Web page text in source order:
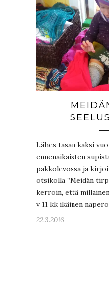
Lähes tasan kaksi
ennenaikaisten
pakkolevossa ja
otsikolla ”Meidän
kerroin, että
v 11 kk ikäinen
22.3.2016